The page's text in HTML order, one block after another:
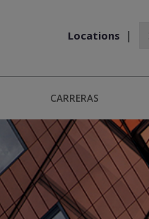
Locations
CARRERAS